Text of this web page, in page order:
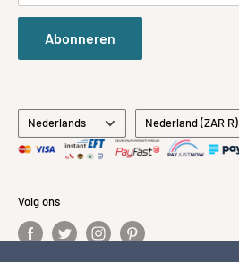
Over ons
Neem contact met ons op
Abonneren
Taal
Nederlands Land/regio
Nederland (ZAR R)
Volg ons